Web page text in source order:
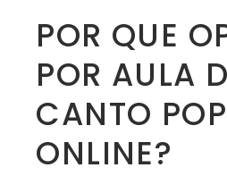
POR QUE
POR AULA
CANTO
ONLINE?